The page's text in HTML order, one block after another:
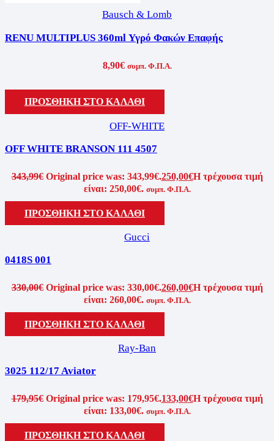
Bausch & Lomb
RENU MULTIPLUS 360ml Υγρό Φακών Επαφής
8,90€ συμπ. Φ.Π.Α.
ΠΡΟΣΘΗΚΗ ΣΤΟ ΚΑΛΑΘΙ
OFF-WHITE
OFF WHITE BRANSON 111 4507
343,99€ Original price was: 343,99€.250,00€Η τρέχουσα τιμή
είναι: 250,00€. συμπ. Φ.Π.Α.
ΠΡΟΣΘΗΚΗ ΣΤΟ ΚΑΛΑΘΙ
Gucci
0418S 001
330,00€ Original price was: 330,00€.260,00€Η τρέχουσα τιμή
είναι: 260,00€. συμπ. Φ.Π.Α.
ΠΡΟΣΘΗΚΗ ΣΤΟ ΚΑΛΑΘΙ
Ray-Ban
3025 112/17 Aviator
179,95€ Original price was: 179,95€.133,00€Η τρέχουσα τιμή
είναι: 133,00€. συμπ. Φ.Π.Α.
ΠΡΟΣΘΗΚΗ ΣΤΟ ΚΑΛΑΘΙ